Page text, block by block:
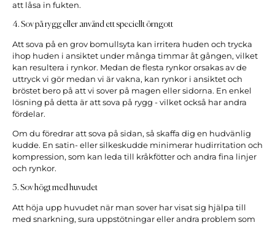
att låsa in fukten.
4. Sov på rygg eller använd ett speciellt örngott
Att sova på en grov bomullsyta kan irritera huden och trycka
ihop huden i ansiktet under många timmar åt gången, vilket
kan resultera i rynkor. Medan de flesta rynkor orsakas av de
uttryck vi gör medan vi är vakna, kan rynkor i ansiktet och
bröstet bero på att vi sover på magen eller sidorna. En enkel
lösning på detta är att sova på rygg - vilket också har andra
fördelar.
Om du föredrar att sova på sidan, så skaffa dig en hudvänlig
kudde. En satin- eller silkeskudde minimerar hudirritation och
kompression, som kan leda till kråkfötter och andra fina linjer
och rynkor.
5. Sov högt med huvudet
Att höja upp huvudet när man sover har visat sig hjälpa till
med snarkning, sura uppstötningar eller andra problem som